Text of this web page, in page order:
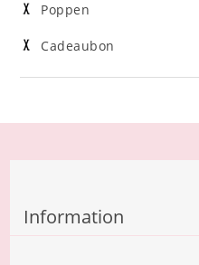
Poppen
Cadeaubon
Information